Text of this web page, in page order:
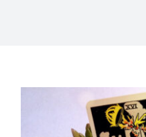
ARTÍCULOS